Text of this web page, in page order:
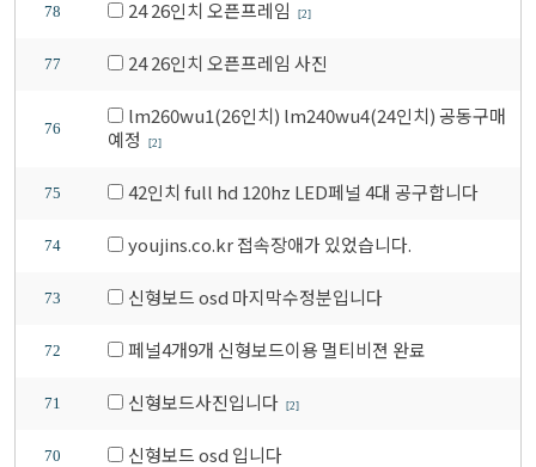
78 24 26인치 오픈프레임 [2]
77 24 26인치 오픈프레임 사진
76
lm260wu1(26인치) lm240wu4(24인치) 공동구매
예정
[2]
75 42인치 full hd 120hz LED페널 4대 공구합니다
74 youjins.co.kr 접속장애가 있었습니다.
73 신형보드 osd 마지막수정분입니다
72 페널4개9개 신형보드이용 멀티비젼 완료
71 신형보드사진입니다 [2]
70 신형보드 osd 입니다